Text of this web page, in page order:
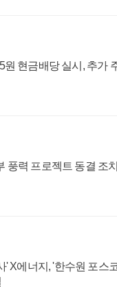
원 현금배당 실시, 추가
풍력 프로젝트 동결 조
' X에너지, '한수원 포스